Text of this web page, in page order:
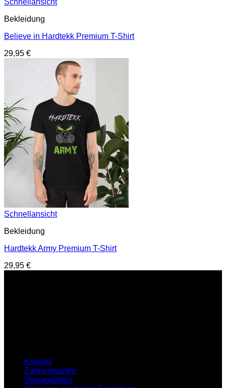
Schnellansicht
Bekleidung
Believe in Hardtekk Premium T-Shirt
29,95 €
Schnellansicht
Bekleidung
Hardtekk Army Premium T-Shirt
29,95 €
Kontakt
Zahlungsarten
Versandarten